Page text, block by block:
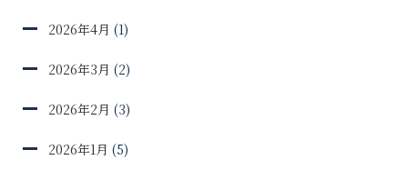
2026年4月 (1)
2026年3月 (2)
2026年2月 (3)
2026年1月 (5)